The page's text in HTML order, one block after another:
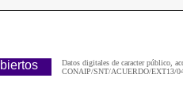
Datos digitales de caracter público,
CONAIP/SNT/ACUERDO/EXT13/